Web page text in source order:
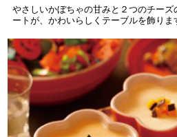
やさしいかぼちゃの甘みと２つのチー
ートが、かわいらしくテーブルを飾りま